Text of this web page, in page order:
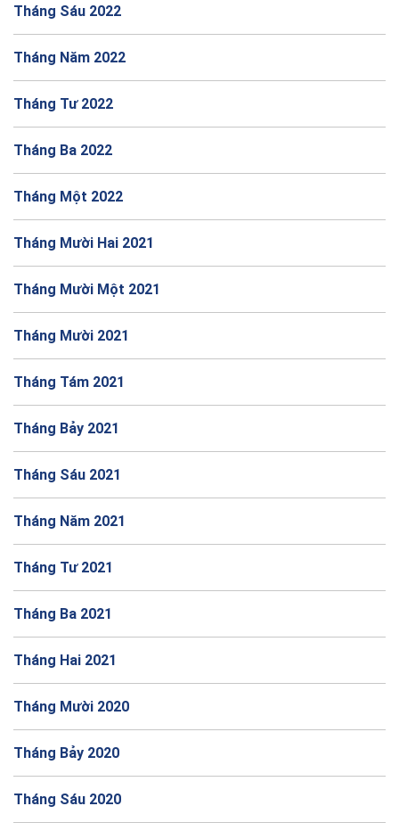
Tháng Sáu 2022
Tháng Năm 2022
Tháng Tư 2022
Tháng Ba 2022
Tháng Một 2022
Tháng Mười Hai 2021
Tháng Mười Một 2021
Tháng Mười 2021
Tháng Tám 2021
Tháng Bảy 2021
Tháng Sáu 2021
Tháng Năm 2021
Tháng Tư 2021
Tháng Ba 2021
Tháng Hai 2021
Tháng Mười 2020
Tháng Bảy 2020
Tháng Sáu 2020